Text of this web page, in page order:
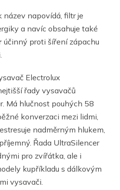
název napovídá, filtr je
a navíc obsahuje také
účinný proti šíření zápachu
Electrolux
řady vysavačů
Má hlučnost pouhých 58
konverzaci mezi lidmi,
nadměrným hlukem,
Řada UltraSilencer
pro zvířátka, ale i
kupříkladu s dálkovým
vysavači.